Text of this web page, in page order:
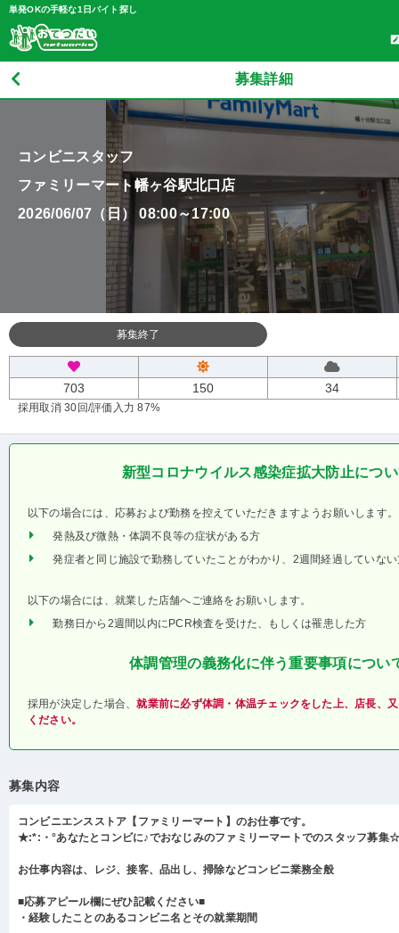
単発OKの手軽な1日バイト探し
募集詳細
コンビニスタッフ
ファミリーマート幡ヶ谷駅北口店
2026/06/07（日） 08:00～17:00
募集終了
703 150 34
採用取消 30回/評価入力 87%
新型コロナウイルス感染症拡大防止につ
以下の場合には、応募および勤務を控えていただきますようお願いします。
発熱及び微熱・体調不良等の症状がある方
発症者と同じ施設で勤務していたことがわかり、2週間経過していな
以下の場合には、就業した店舗へご連絡をお願いします。
勤務日から2週間以内にPCR検査を受けた、もしくは罹患した方
体調管理の義務化に伴う重要事項につい
採用が決定した場合、就業前に必ず体調・体温チェックをした上、店長、
ください。
募集内容
コンビニエンスストア【ファミリーマート】のお仕事です。
★:*:・°あなたとコンビに♪でおなじみのファミリーマートでのスタッフ募集
お仕事内容は、レジ、接客、品出し、掃除などコンビニ業務全般
■応募アピール欄にぜひ記載ください■
・経験したことのあるコンビニ名とその就業期間